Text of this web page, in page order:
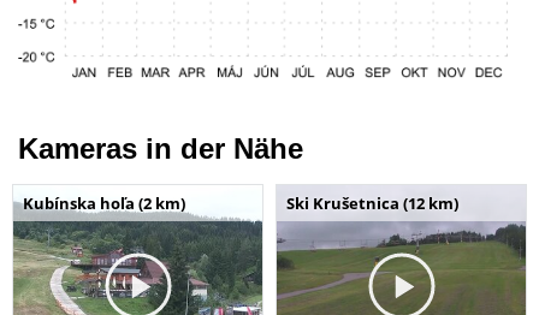
Kameras in der Nähe
Kubínska hoľa (2 km) Ski Krušetnica (12 km)